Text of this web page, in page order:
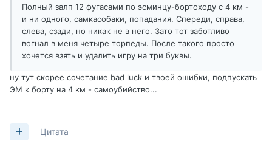
Полный залп 12 фугасами по эсминцу-бортоходу с 4 км -
и ни одного, самкасобаки, попадания. Спереди, справа,
слева, сзади, но никак не в него. Зато тот заботливо
вогнал в меня четыре торпеды. После такого просто
хочется взять и удалить игру на три буквы.
ну тут скорее сочетание bad luck и твоей ошибки, подпускать
ЭМ к борту на 4 км - самоубийство...
Цитата